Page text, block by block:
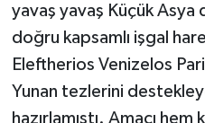
yavaş yavaş Küçük
doğru kapsamlı işgal
Eleftherios Venizelos
Yunan tezlerini
hazırlamıştı. Amacı